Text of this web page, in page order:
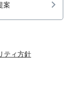
案
ティ方針